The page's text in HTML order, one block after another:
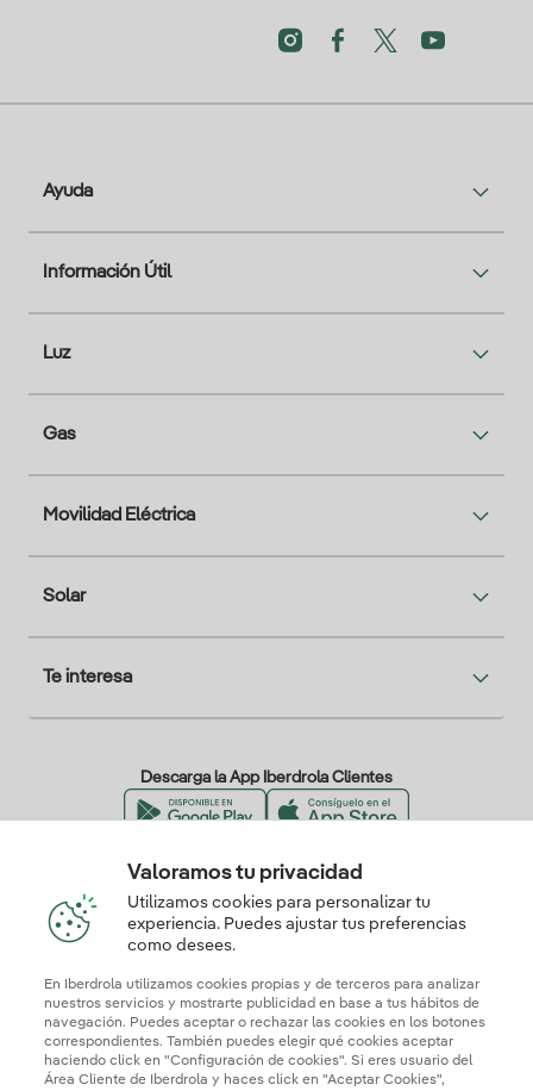
Ayuda
Información Útil
Luz
Gas
Movilidad Eléctrica
Solar
Te interesa
Descarga la App Iberdrola Clientes
Nuestros certificados de confianza
Valoramos tu privacidad
Utilizamos cookies para personalizar tu
experiencia. Puedes ajustar tus preferencias
como desees.
En Iberdrola utilizamos cookies propias y de terceros para analizar
nuestros servicios y mostrarte publicidad en base a tus hábitos de
navegación. Puedes aceptar o rechazar las cookies en los botones
correspondientes. También puedes elegir qué cookies aceptar
haciendo click en "Configuración de cookies". Si eres usuario del
Área Cliente de Iberdrola y haces click en "Aceptar Cookies",